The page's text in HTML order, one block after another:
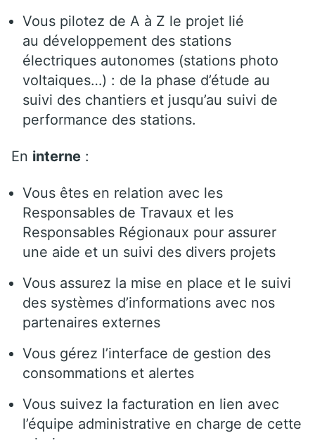
Vous pilotez de A à Z le projet lié
au développement des stations
électriques autonomes (stations photo
voltaiques…) : de la phase d’étude au
suivi des chantiers et jusqu’au suivi de
performance des stations.
En interne :
Vous êtes en relation avec les
Responsables de Travaux et les
Responsables Régionaux pour assurer
une aide et un suivi des divers projets
Vous assurez la mise en place et le suivi
des systèmes d’informations avec nos
partenaires externes
Vous gérez l’interface de gestion des
consommations et alertes
Vous suivez la facturation en lien avec
l’équipe administrative en charge de cette